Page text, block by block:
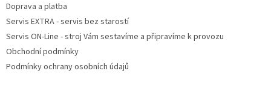
Doprava a platba
Servis EXTRA - servis bez starostí
Servis ON-Line - stroj Vám sestavíme a připravíme k provozu
Obchodní podmínky
Podmínky ochrany osobních údajů